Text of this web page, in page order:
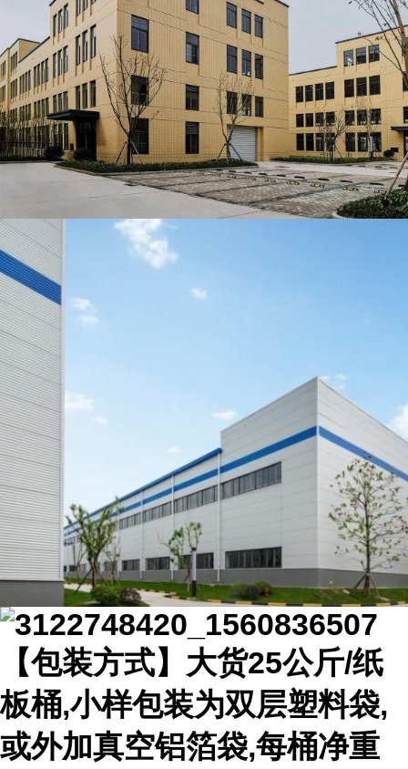
【包装方式】大货25公斤/纸
板桶,小样包装为双层塑料袋,
或外加真空铝箔袋,每桶净重